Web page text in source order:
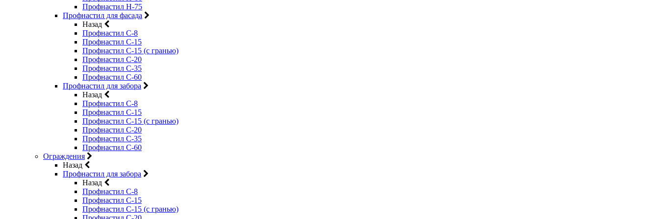
Профнастил Н-75
Профнастил для фасада
Назад
Профнастил С-8
Профнастил С-15
Профнастил С-15 (с гранью)
Профнастил С-20
Профнастил С-35
Профнастил С-60
Профнастил для забора
Назад
Профнастил С-8
Профнастил С-15
Профнастил С-15 (с гранью)
Профнастил С-20
Профнастил С-35
Профнастил С-60
Ограждения
Назад
Профнастил для забора
Назад
Профнастил С-8
Профнастил С-15
Профнастил С-15 (с гранью)